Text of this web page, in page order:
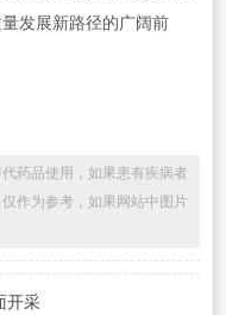
发展新路径的广阔前
药品使用，如果患有疾病者
作为参考，如果网站中图片
开采